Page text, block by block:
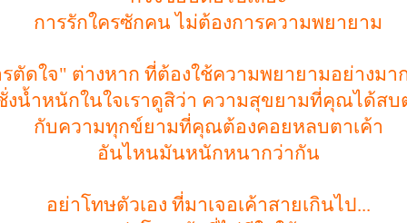
การรักใครซักคน ไม่ต้องการความพยายาม
ตัดใจ" ต่างหาก ที่ต้องใช้ความพยายามอย่างมา
งน้ำหนักในใจเราดูสิว่า ความสุขยามที่คุณได้สบ
กับความทุกข์ยามที่คุณต้องคอยหลบตาเค้า
อันไหนมันหนักหนากว่ากัน
อย่าโทษตัวเอง ที่มาเจอเค้าสายเกินไป...